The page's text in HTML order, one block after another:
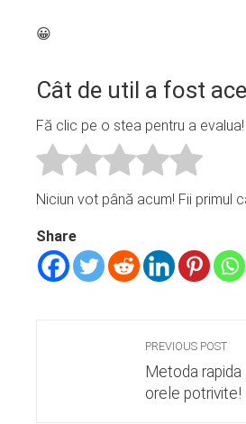
😀
Cât de util a fost
Fă clic pe o stea pentru a evalua!
Niciun vot până acum! Fii primul
Share
PREVIOUS POST
Metoda
orele potrivite!